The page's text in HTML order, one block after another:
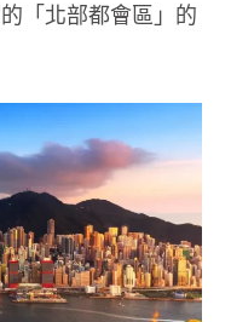
「北部都會區」的